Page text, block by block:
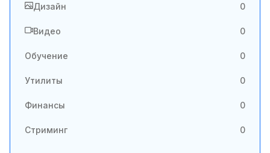
Дизайн 0
Видео 0
Обучение 0
Утилиты 0
Финансы 0
Стриминг 0